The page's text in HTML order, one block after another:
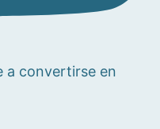
a convertirse en